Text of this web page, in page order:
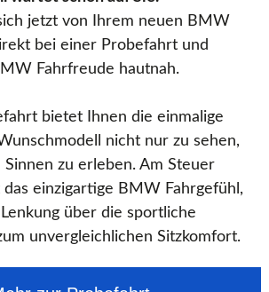
jetzt von Ihrem neuen BMW
bei einer Probefahrt und
Fahrfreude hautnah.
bietet Ihnen die einmalige
nicht nur zu sehen,
zu erleben. Am Steuer
einzigartige BMW Fahrgefühl,
über die sportliche
unvergleichlichen Sitzkomfort.